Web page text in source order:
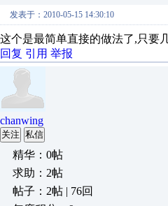
发表于：2010-05-15 14:30:10
这个是最简单直接的做法了,只要
回复 引用 举报
chanwing
关注 私信
精华：0帖
求助：2帖
帖子：2帖 | 76回